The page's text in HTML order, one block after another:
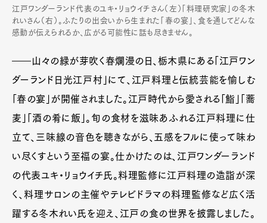
江戸ワンダーランド代表のユキ・リョウイチさん（左）「料理研究家」の冬木
れいさん（右）。ふたりの出会いから生まれた「春の宴」、食を通してどんな
感動が伝えられるか、広がる可能性に話も尽きません。
――山々の緑が芽吹く春爛漫の日、栃木県にある「江戸ワン
ダーランド日光江戸村」にて、江戸料理と伝統芸能を愉しむ
「春の宴」が開催されました。江戸時代から愛される「鮨」「蕎
麦」「酒の肴に飯」。旬の食材を滋味あふれる江戸料理に仕
立て、三味線の音色を聴きながら、五感をフルに使って味わ
い尽くすという至福の宴。仕かけたのは、江戸ワンダーランド
の代表ユキ・リョウイチ氏。料理監修に江戸料理の造詣が深
く、料理サロンの主催やテレビドラマの料理監修など広く活
躍する冬木れい氏を迎え、江戸の食の世界を披露しました。